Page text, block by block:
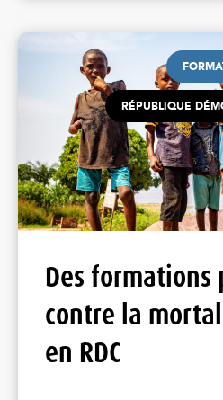
RÉPUBLIQUE
Des
contre la
en RDC